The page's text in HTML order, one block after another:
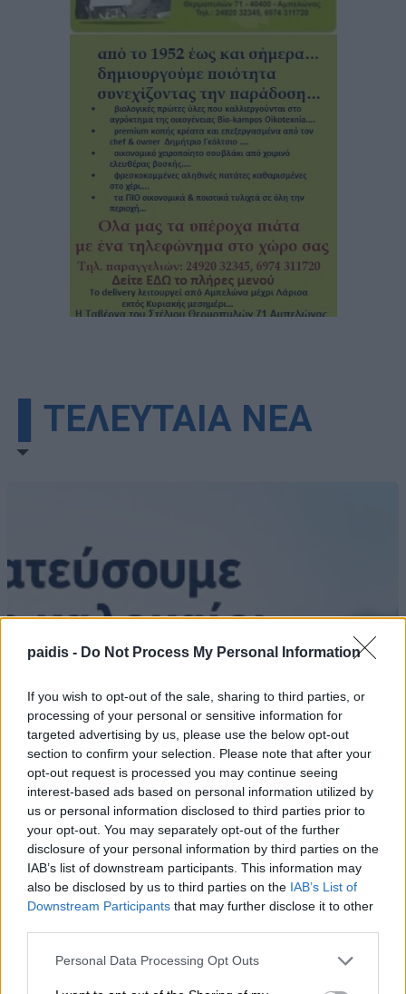
paidis - Do Not Process My Personal Information
If you wish to opt-out of the sale, sharing to third parties, or
processing of your personal or sensitive information for
targeted advertising by us, please use the below opt-out
section to confirm your selection. Please note that after your
opt-out request is processed you may continue seeing
interest-based ads based on personal information utilized by
us or personal information disclosed to third parties prior to
your opt-out. You may separately opt-out of the further
disclosure of your personal information by third parties on the
IAB’s list of downstream participants. This information may
also be disclosed by us to third parties on the IAB’s List of
Downstream Participants that may further disclose it to other
Personal Data Processing Opt Outs
▌ΤΕΛΕΥΤΑΙΑ ΝΕΑ